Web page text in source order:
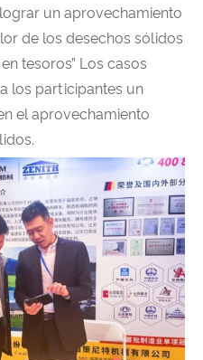
un aprovechamiento
de los desechos sólidos
tesoros” Los casos
los participantes un
el aprovechamiento